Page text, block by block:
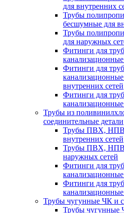
для внутренних
Трубы
бесшумные для
Трубы
для наружных
Фитинги для
Фитинги для
внутренних сетей
Фитинги для
Трубы из
соединительные детали
Трубы ПВХ,
внутренних сетей
Трубы ПВХ,
наружных сетей
Фитинги для
Фитинги для
Трубы чугунные ЧК и
Трубы чугунные